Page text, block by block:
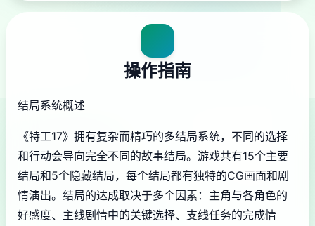
操作指南
结局系统概述
《特工17》拥有复杂而精巧的多结局系统，不同的选择
和行动会导向完全不同的故事结局。游戏共有15个主要
结局和5个隐藏结局，每个结局都有独特的CG画面和剧
情演出。结局的达成取决于多个因素：主角与各角色的
好感度、主线剧情中的关键选择、支线任务的完成情